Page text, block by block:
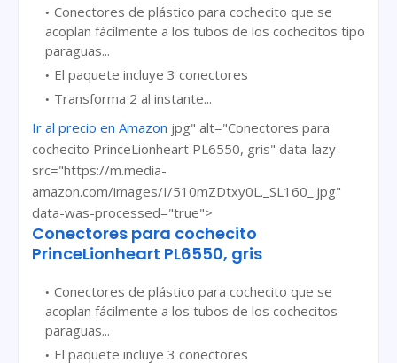
Conectores de plástico para cochecito que se
acoplan fácilmente a los tubos de los cochecitos tipo
paraguas...
El paquete incluye 3 conectores
Transforma 2 al instante...
Ir al precio en Amazon jpg" alt="Conectores para
cochecito PrinceLionheart PL6550, gris" data-lazy-
src="https://m.media-
amazon.com/images/I/510mZDtxy0L._SL160_.jpg"
data-was-processed="true">
Conectores para cochecito
PrinceLionheart PL6550, gris
Conectores de plástico para cochecito que se
acoplan fácilmente a los tubos de los cochecitos
paraguas...
El paquete incluye 3 conectores